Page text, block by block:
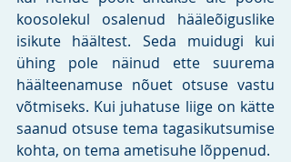
koosolekul osalenud hääleõiguslike
isikute häältest. Seda muidugi kui
ühing pole näinud ette suurema
häälteenamuse nõuet otsuse vastu
võtmiseks. Kui juhatuse liige on kätte
saanud otsuse tema tagasikutsumise
kohta, on tema ametisuhe lõppenud.